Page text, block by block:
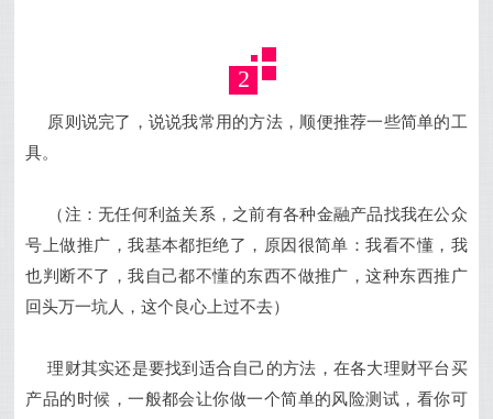
2
原则说完了，说说我常用的方法，顺便推荐一些简单的工
具。
（注：无任何利益关系，之前有各种金融产品找我在公众
号上做推广，我基本都拒绝了，原因很简单：我看不懂，我
也判断不了，我自己都不懂的东西不做推广，这种东西推广
回头万一坑人，这个良心上过不去）
理财其实还是要找到适合自己的方法，在各大理财平台买
产品的时候，一般都会让你做一个简单的风险测试，看你可